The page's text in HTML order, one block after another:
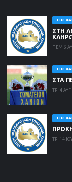
ΕΠΣ
ΣΤΗ
ΠΕΜ 6
ΕΠΣ
ΣΤΑ
ΤΡΙ 4 ΑΥΓ
ΕΠΣ
ΤΡΙ 14